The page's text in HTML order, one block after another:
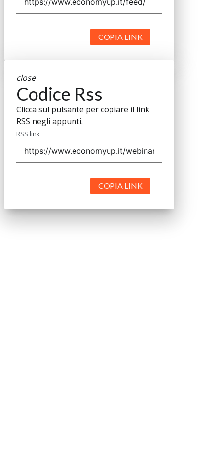
COPIA LINK
close
Codice Rss
Clicca sul pulsante per copiare il link
RSS negli appunti.
RSS link
COPIA LINK